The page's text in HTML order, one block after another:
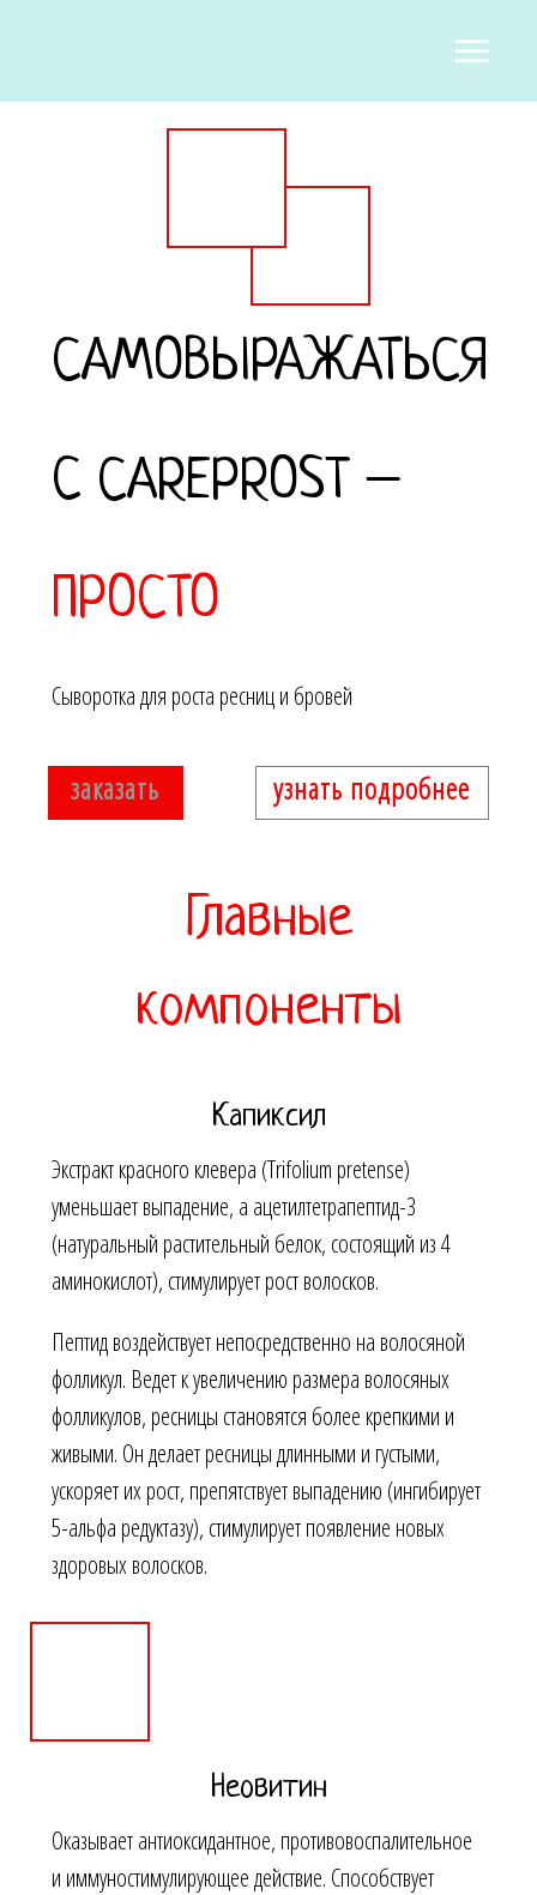
САМОВЫРАЖАТЬСЯ
С CAREPROST –
ПРОСТО
Сыворотка для роста ресниц и бровей
заказать узнать подробнее
Главные
компоненты
Капиксил
Экстракт красного клевера (Trifolium pretense)
уменьшает выпадение, а ацетилтетрапептид-3
(натуральный растительный белок, состоящий из 4
аминокислот), стимулирует рост волосков.
Пептид воздействует непосредственно на волосяной
фолликул. Ведет к увеличению размера волосяных
фолликулов, ресницы становятся более крепкими и
живыми. Он делает ресницы длинными и густыми,
ускоряет их рост, препятствует выпадению (ингибирует
5-альфа редуктазу), стимулирует появление новых
здоровых волосков.
Неовитин
Оказывает антиоксидантное, противовоспалительное
и иммуностимулирующее действие. Способствует